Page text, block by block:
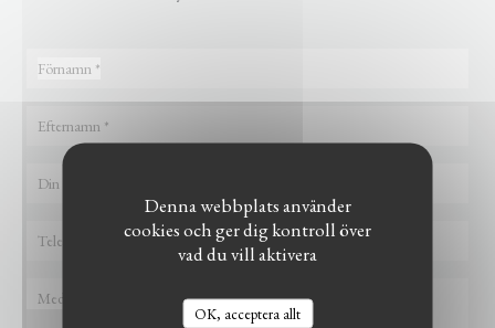
Denna webbplats använder
cookies och ger dig kontroll över
vad du vill aktivera
OK, acceptera allt